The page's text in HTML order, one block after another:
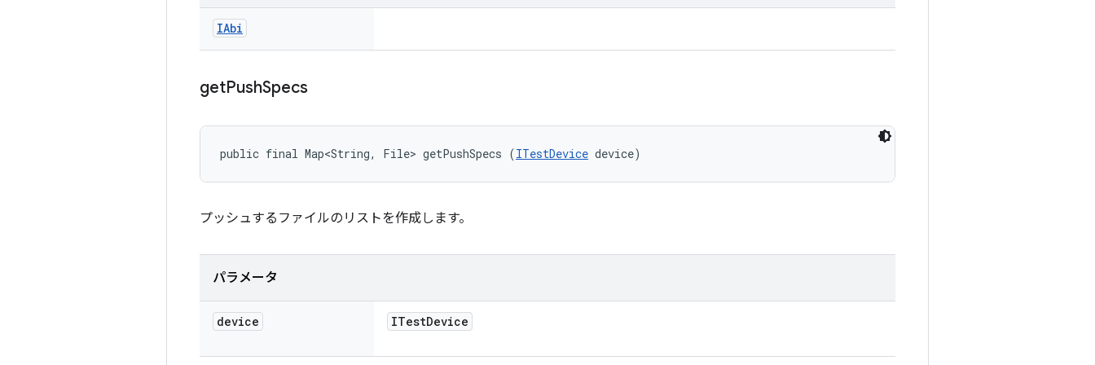
IAbi
getPushSpecs
public final Map<String, File> getPushSpecs (ITestDevice device)
プッシュするファイルのリストを作成します。
パラメータ
device ITestDevice